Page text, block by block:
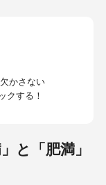
かさない
クする！
と「肥満」